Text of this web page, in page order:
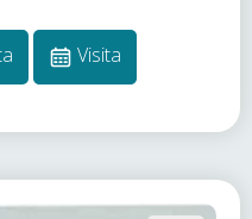
Visita